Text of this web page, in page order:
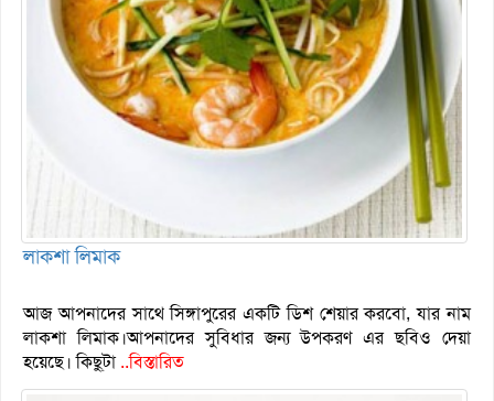
লাকশা লিমাক
আজ আপনাদের সাথে সিঙ্গাপুরের একটি ডিশ শেয়ার করবো, যার নাম
লাকশা লিমাক।আপনাদের সুবিধার জন্য উপকরণ এর ছবিও দেয়া
হয়েছে। কিছু্টা..বিস্তারিত